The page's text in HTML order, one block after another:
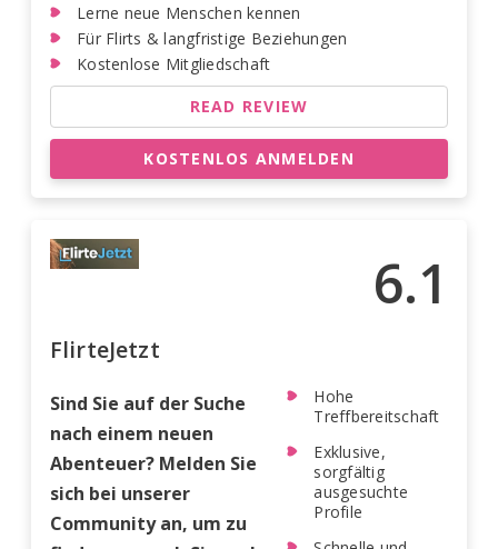
Lerne neue Menschen kennen
Für Flirts & langfristige Beziehungen
Kostenlose Mitgliedschaft
READ REVIEW
KOSTENLOS ANMELDEN
6.1
FlirteJetzt
Sind Sie auf der Suche
nach einem neuen
Abenteuer? Melden Sie
sich bei unserer
Community an, um zu
Hohe
Treffbereitschaft
Exklusive,
sorgfältig
ausgesuchte
Profile